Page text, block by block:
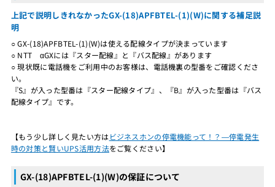
上記で説明しきれなかったGX-(18)APFBTEL-(1)(W)に関する補足説
明
○ GX-(18)APFBTEL-(1)(W)は使える配線タイプが決まっています
○ NTT αGXには『スター配線』と『バス配線』があります
○ 現状既に電話機をご利用中のお客様は、電話機裏の型番をご確認くださ
い。
『S』が入った型番は『スター配線タイプ』、『B』が入った型番は『バス
配線タイプ』です。
【もう少し詳しく見たい方はビジネスホンの停電機能って！？―停電発生
時の対策と賢いUPS活用方法をご覧ください】
GX-(18)APFBTEL-(1)(W)の保証について